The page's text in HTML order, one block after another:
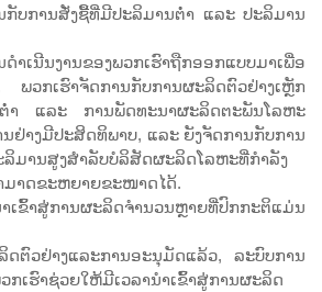
ກັບການສັ່ງຊື້ທີ່ມີປະລິມານຕ່ຳ ແລະ ປະລິມານ
ຳເນີນງານຂອງພວກເຮົາຖືກອອກແບບມາເພື່ອ
ພວກເຮົາຈັດການກັບການຜະລິດຕົວຢ່າງເຫຼັກ
ຕ່ຳ ແລະ ການພັດທະນາຜະລິດຕະພັນໂລຫະ
ຢ່າງມີປະສິດທິພາບ, ແລະ ຍັງຈັດການກັບການ
ລິມານສູງສຳລັບບໍລິສັດຜະລິດໂລຫະທີ່ກຳລັງ
າດຂະຫຍາຍຂະໜາດໄດ້.
າສູ່ການຜະລິດຈຳນວນຫຼາຍທີ່ປົກກະຕິແມ່ນ
ດຕົວຢ່າງແລະການອະນຸມັດແລ້ວ, ລະບົບການ
ກເຮົາຊ່ວຍໃຫ້ມີເວລານຳເຂົ້າສູ່ການຜະລິດ